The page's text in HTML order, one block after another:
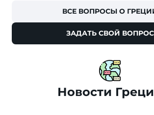
ВСЕ ВОПРОСЫ О
ЗАДАТЬ СВОЙ ВОПРОС
Новости